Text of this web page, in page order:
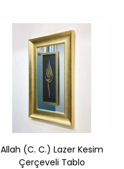
Allah (C. C.) Lazer Kesim
Çerçeveli Tablo